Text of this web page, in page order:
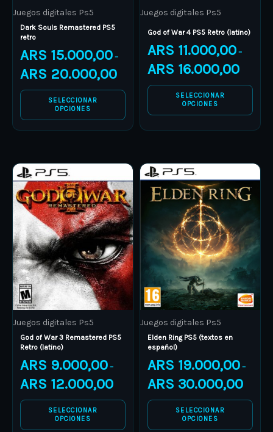
Juegos digitales Ps5
Dark Souls Remastered PS5
retro
ARS 15.000,00 –
ARS 20.000,00
SELECCIONAR
OPCIONES
chosen
on
the
product
Juegos digitales Ps5
God of War 4 PS5 Retro (latino)
ARS 11.000,00 –
ARS 16.000,00
SELECCIONAR
OPCIONES
chosen
on
the
product
page
Juegos digitales Ps5
God of War 3 Remastered PS5
Retro (latino)
ARS 9.000,00 –
ARS 12.000,00
Price
ARS 9.000,00
through
ARS 12.000,00
SELECCIONAR
OPCIONES
This
product
has
multiple
variants.
The
options
may
be
chosen
on
the
product
Juegos digitales Ps5
Elden Ring PS5 (textos en
español)
ARS 19.000,00 –
ARS 30.000,00
Price
ARS
through
SELECCIONAR
OPCIONES
This
product
has
multiple
variants.
The
options
may
be
chosen
on
the
product